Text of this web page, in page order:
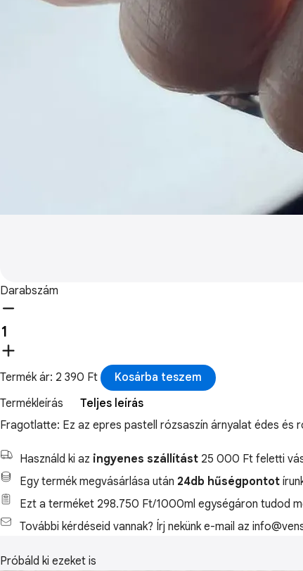
Darabszám
Termék ár: 2 390 Ft
Kosárba teszem
Termékleírás
Teljes leírás
Fragotlatte: Ez az epres pastell rózsaszín árnyalat édes és
Használd ki az ingyenes szállítást 25 000 Ft feletti
Egy termék megvásárlása után 24db hűségpontot
Ezt a terméket 298.750 Ft/1000ml egységáron tudod
További kérdéseid vannak? Írj nekünk e-mail az
Próbáld ki ezeket is